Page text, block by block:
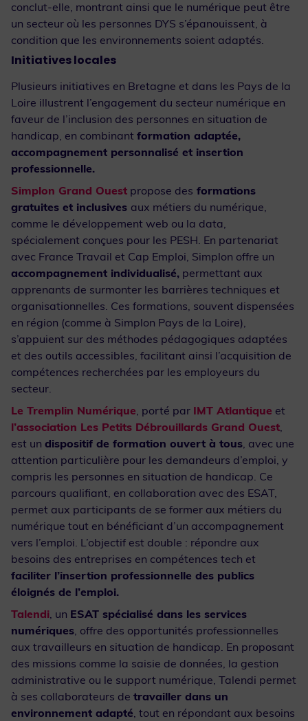
conclut-elle, montrant ainsi que le numérique peut être
un secteur où les personnes DYS s’épanouissent, à
condition que les environnements soient adaptés.
Initiatives locales
Plusieurs initiatives en Bretagne et dans les Pays de la
Loire illustrent l’engagement du secteur numérique en
faveur de l’inclusion des personnes en situation de
handicap, en combinant formation adaptée,
accompagnement personnalisé et insertion
professionnelle.
Simplon Grand Ouest propose des formations
gratuites et inclusives aux métiers du numérique,
comme le développement web ou la data,
spécialement conçues pour les PESH. En partenariat
avec France Travail et Cap Emploi, Simplon offre un
accompagnement individualisé, permettant aux
apprenants de surmonter les barrières techniques et
organisationnelles. Ces formations, souvent dispensées
en région (comme à Simplon Pays de la Loire),
s’appuient sur des méthodes pédagogiques adaptées
et des outils accessibles, facilitant ainsi l’acquisition de
compétences recherchées par les employeurs du
secteur.
Le Tremplin Numérique, porté par IMT Atlantique et
l’association Les Petits Débrouillards Grand Ouest,
est un dispositif de formation ouvert à tous, avec une
attention particulière pour les demandeurs d’emploi, y
compris les personnes en situation de handicap. Ce
parcours qualifiant, en collaboration avec des ESAT,
permet aux participants de se former aux métiers du
numérique tout en bénéficiant d’un accompagnement
vers l’emploi. L’objectif est double : répondre aux
besoins des entreprises en compétences tech et
faciliter l’insertion professionnelle des publics
éloignés de l’emploi.
Talendi, un ESAT spécialisé dans les services
numériques, offre des opportunités professionnelles
aux travailleurs en situation de handicap. En proposant
des missions comme la saisie de données, la gestion
administrative ou le support numérique, Talendi permet
à ses collaborateurs de travailler dans un
environnement adapté, tout en répondant aux besoins